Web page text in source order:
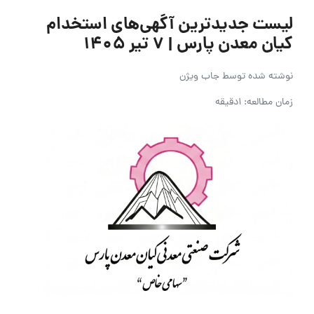
لیست جدیدترین آگهی‌های استخدام
کیان معدن پارس | ۷ تیر ۱۴۰۵
نوشته شده توسطجاب ویژن
زمان مطالعه: 1دقیقه